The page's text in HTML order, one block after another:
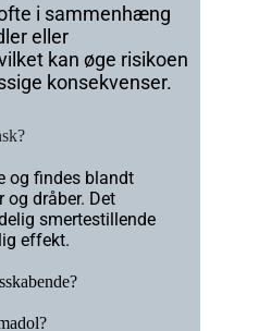
i sammenhæng
eller
kan øge risikoen
konsekvenser.
og findes blandt
og dråber. Det
smertestillende
effekt.